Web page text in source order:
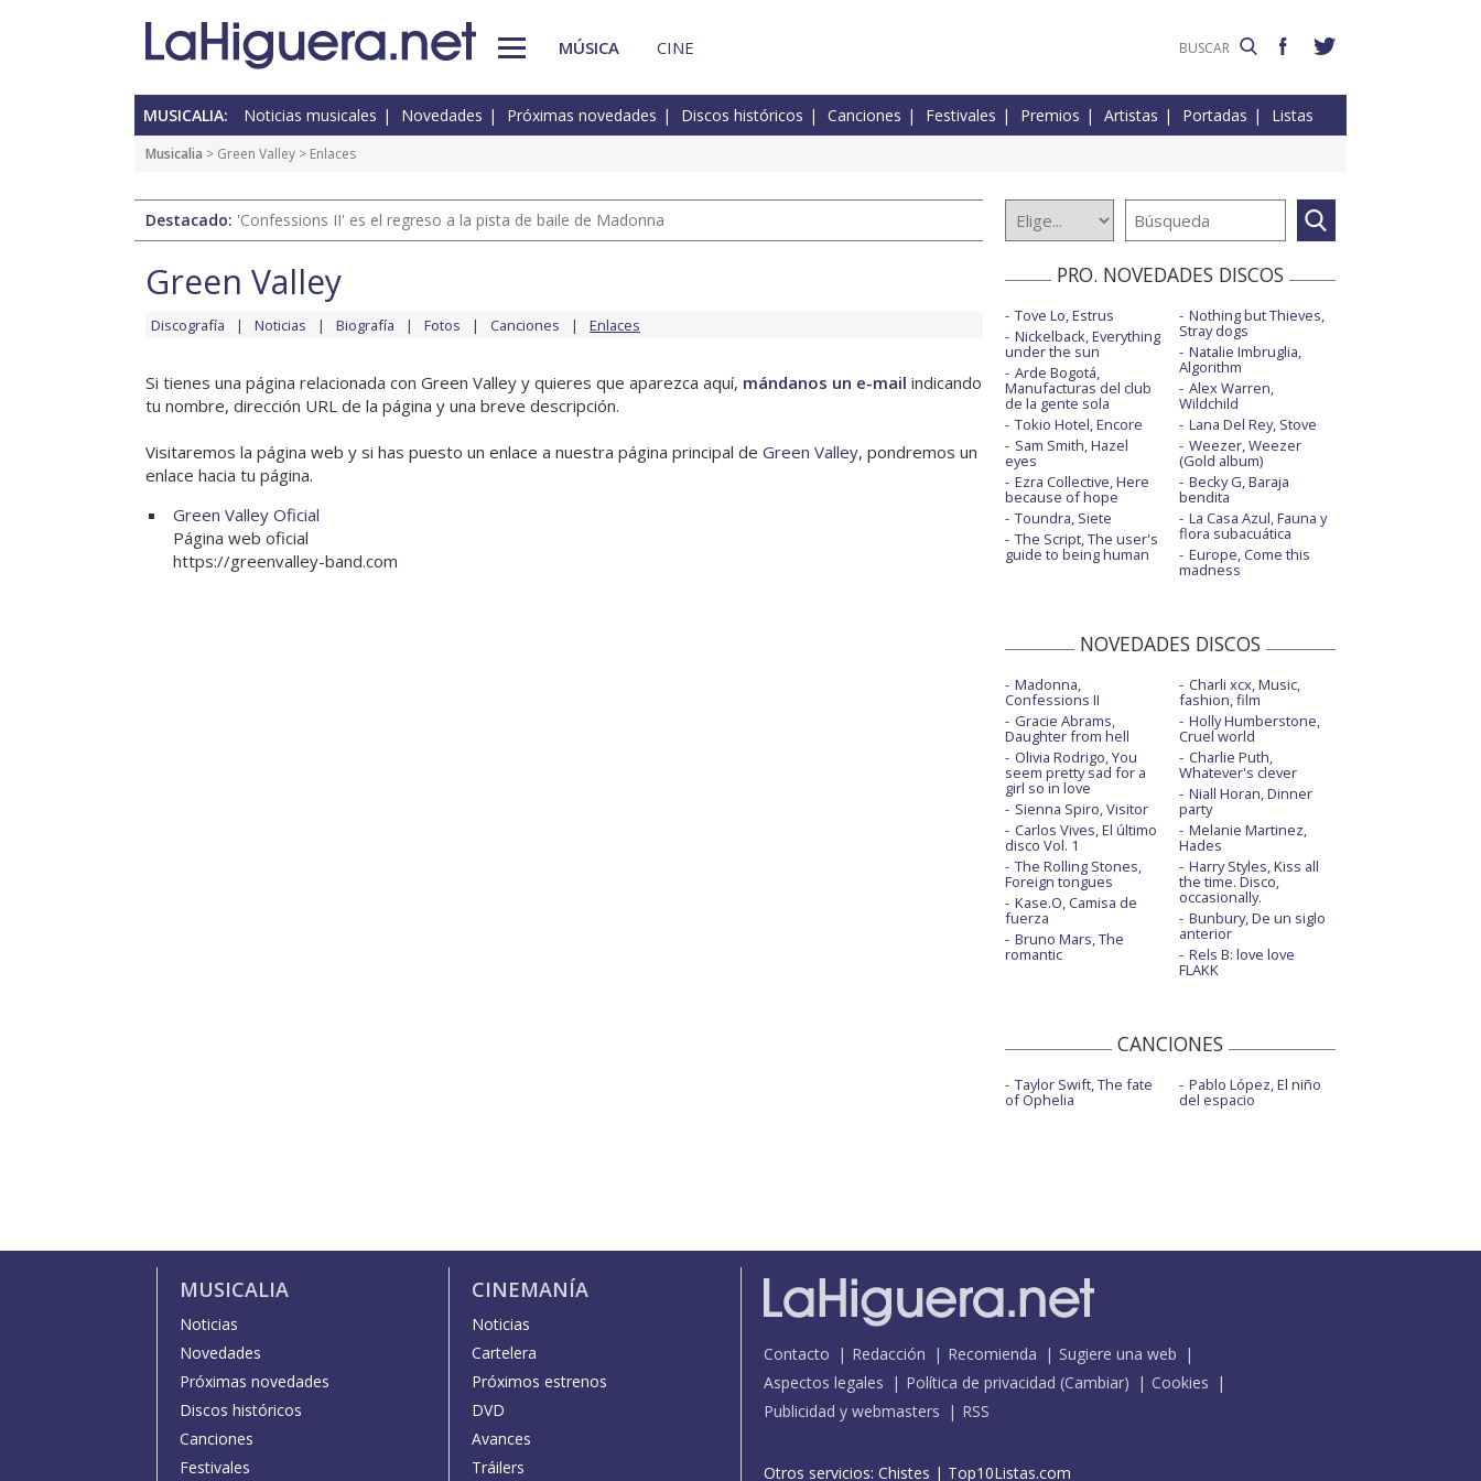
MÚSICA CINE
MUSICALIA: Noticias musicales Novedades Próximas novedades Discos históricos Canciones Festivales Premios Artistas Portadas Listas
Musicalia > Green Valley > Enlaces
Destacado: 'Confessions II' es el regreso a la pista de baile de Madonna
Green Valley
Discografía Noticias Biografía Fotos Canciones Enlaces
Si tienes una página relacionada con Green Valley y quieres que aparezca aquí, mándanos un e-mail indicando
tu nombre, dirección URL de la página y una breve descripción.
Visitaremos la página web y si has puesto un enlace a nuestra página principal de Green Valley, pondremos un
enlace hacia tu página.
Green Valley Oficial
Página web oficial
https://greenvalley-band.com
PRO. NOVEDADES DISCOS
Tove Lo, Estrus
Nickelback, Everything
under the sun
Arde Bogotá,
Manufacturas del club
de la gente sola
Tokio Hotel, Encore
Sam Smith, Hazel
eyes
Ezra Collective, Here
because of hope
Toundra, Siete
The Script, The user's
guide to being human
Nothing but Thieves,
Stray dogs
Natalie Imbruglia,
Algorithm
Alex Warren,
Wildchild
Lana Del Rey, Stove
Weezer, Weezer
(Gold album)
Becky G, Baraja
bendita
La Casa Azul, Fauna y
flora subacuática
Europe, Come this
madness
NOVEDADES DISCOS
Madonna,
Confessions II
Gracie Abrams,
Daughter from hell
Olivia Rodrigo, You
seem pretty sad for a
girl so in love
Sienna Spiro, Visitor
Carlos Vives, El último
disco Vol. 1
The Rolling Stones,
Foreign tongues
Kase.O, Camisa de
fuerza
Bruno Mars, The
romantic
Charli xcx, Music,
fashion, film
Holly Humberstone,
Cruel world
Charlie Puth,
Whatever's clever
Niall Horan, Dinner
party
Melanie Martinez,
Hades
Harry Styles, Kiss all
the time. Disco,
occasionally.
Bunbury, De un siglo
anterior
Rels B: love love
FLAKK
CANCIONES
Taylor Swift, The fate
of Ophelia
Pablo López, El niño
del espacio
MUSICALIA
Noticias
Novedades
Próximas novedades
Discos históricos
Canciones
Festivales
CINEMANÍA
Noticias
Cartelera
Próximos estrenos
DVD
Avances
Tráilers
Contacto Redacción Recomienda
Sugiere una web
Aspectos legales
Política de privacidad (Cambiar)
Cookies
Publicidad y webmasters
RSS
Otros servicios: Chistes | Top10Listas.com